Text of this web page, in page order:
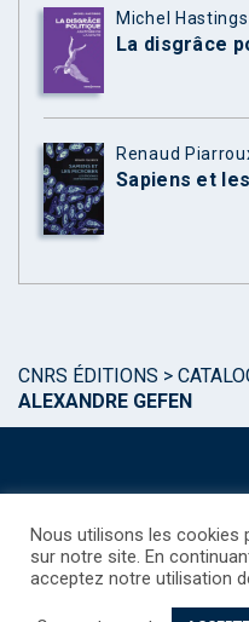
Michel Hastings
La disgrâce
Renaud
Sapiens et
CNRS ÉDITIONS >
ALEXANDRE GEFEN
©CNRS EDITIONS 2025
Nous utilisons les cookies
sur notre site. En
acceptez notre utilisation